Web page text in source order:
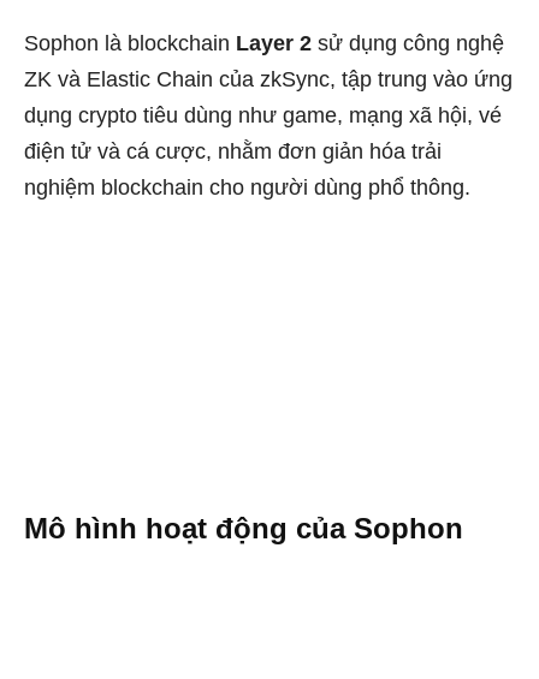
Sophon là blockchain Layer 2 sử dụng công nghệ
ZK và Elastic Chain của zkSync, tập trung vào ứng
dụng crypto tiêu dùng như game, mạng xã hội, vé
điện tử và cá cược, nhằm đơn giản hóa trải
nghiệm blockchain cho người dùng phổ thông.
Mô hình hoạt động của Sophon